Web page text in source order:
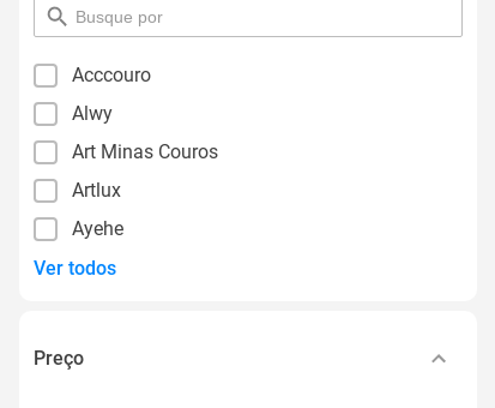
pesquisar
por
Acccouro
Alwy
Art Minas Couros
Artlux
Ayehe
Ver todos
Preço